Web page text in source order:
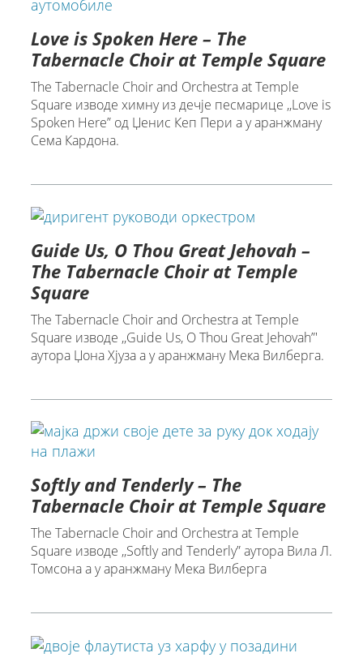
Love is Spoken Here – The
Tabernacle Choir at Temple Square
The Tabernacle Choir and Orchestra at Temple
Square изводe химну из дечје песмарице ,,Love is
Spoken Here” од Џенис Кеп Пери а у аранжману
Сема Кардона.
Guide Us, O Thou Great Jehovah –
The Tabernacle Choir at Temple
Square
The Tabernacle Choir and Orchestra at Temple
Square изводе ,,Guide Us, O Thou Great Jehovah”'
аутора Џона Хјуза а у аранжману Мека Вилберга.
Softly and Tenderly – The
Tabernacle Choir at Temple Square
The Tabernacle Choir and Orchestra at Temple
Square изводе ,,Softly and Tenderly” аутора Вила Л.
Томсона а у аранжману Мека Вилберга